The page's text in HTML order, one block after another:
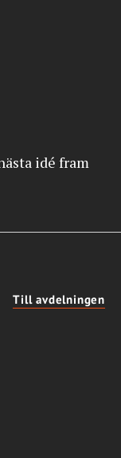
idé fram
Till avdelningen